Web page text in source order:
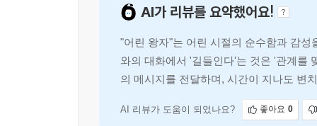
였을 때에도 이처럼 크리스마스트리의 불빛, 자
[중요한 것은 눈에 보이지 않는다]
누구나 한 번쯤은 성장의 문턱에서 [어린 왕자]
많이 읽힌 책 중 하나로서, 수많은 독자들이 독
읽을 때마다 더욱 깊은 의미를 곱씹게 되는 작
AI가 리뷰를 요약했어요!
"어린 왕자"는 어린 시절의 순수함과 감
와의 대화에서 '길들인다'는 것은 '관계를
의 메시지를 전달하며, 시간이 지나도 변
AI 리뷰가 도움이 되었나요? 좋아요 0